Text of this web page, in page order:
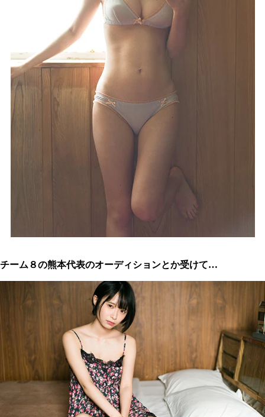
チーム８の熊本代表のオーディションとか受けて…